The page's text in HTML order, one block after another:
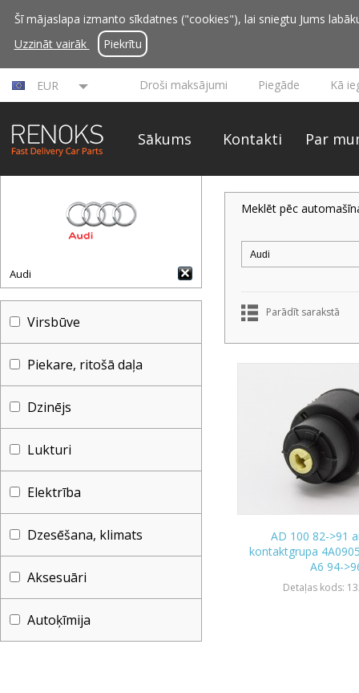
Šī mājaslapa izmanto sīkdatnes ("cookies"), lai sniegtu Jums
Uzzināt vairāk
Piekrītu
EUR Droši maksājumi Piegāde Kā
Sākums Kontakti Par
Audi
Virsbūve
Piekare, ritošā daļa
Dzinējs
Lukturi
Elektrība
Dzesēšana, klimats
Aksesuāri
Autoķīmija
Meklēt pēc
Parādīt sarakstā
AD 100 82->91
kontaktgrupa
A6 94-
Detaļas kods: